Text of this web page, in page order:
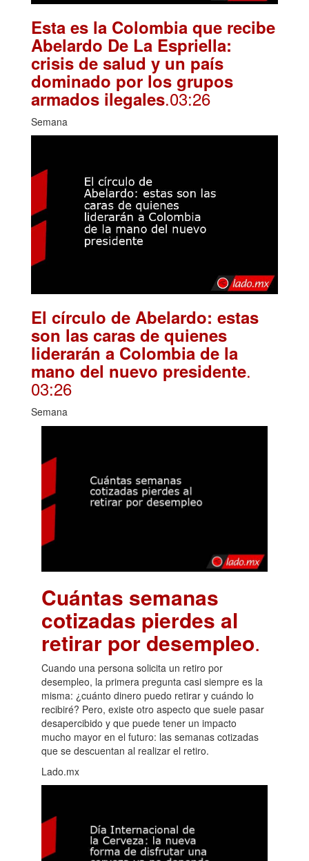
Esta es la Colombia que recibe
Abelardo De La Espriella:
crisis de salud y un país
dominado por los grupos
armados ilegales.03:26
Semana
El círculo de Abelardo: estas
son las caras de quienes
liderarán a Colombia de la
mano del nuevo presidente.
03:26
Semana
Cuántas semanas
cotizadas pierdes al
retirar por desempleo.
Cuando una persona solicita un retiro por
desempleo, la primera pregunta casi siempre es la
misma: ¿cuánto dinero puedo retirar y cuándo lo
recibiré? Pero, existe otro aspecto que suele pasar
desapercibido y que puede tener un impacto
mucho mayor en el futuro: las semanas cotizadas
que se descuentan al realizar el retiro.
Lado.mx